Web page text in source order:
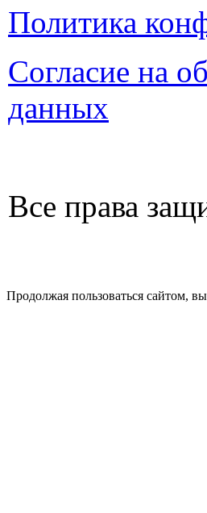
Политика
Согласие на
данных
Все права
Продолжая пользоваться сайтом,